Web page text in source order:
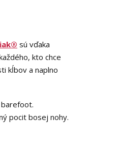
sú vďaka
kto chce
kĺbov a naplno
pocit bosej nohy.